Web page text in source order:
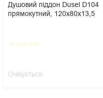
Душовий піддон Dusel D104
прямокутний, 120х80х13,5
star_borderstar_borderstar_borderstar_borderstar_border
Очікується